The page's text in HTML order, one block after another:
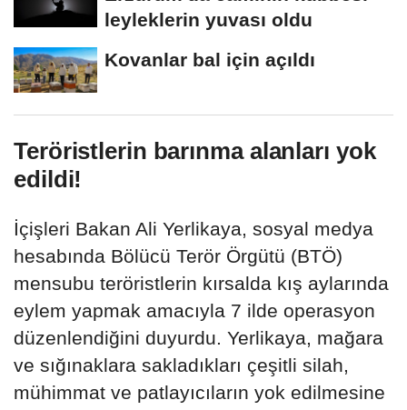
leyleklerin yuvası oldu
Kovanlar bal için açıldı
Teröristlerin barınma alanları yok
edildi!
İçişleri Bakan Ali Yerlikaya, sosyal medya
hesabında Bölücü Terör Örgütü (BTÖ)
mensubu teröristlerin kırsalda kış aylarında
eylem yapmak amacıyla 7 ilde operasyon
düzenlendiğini duyurdu. Yerlikaya, mağara
ve sığınaklara sakladıkları çeşitli silah,
mühimmat ve patlayıcıların yok edilmesine